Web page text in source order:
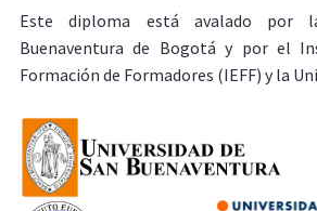
Este diploma está avalado por
Buenaventura de Bogotá y por el
Formación de Formadores (IEFF) y la